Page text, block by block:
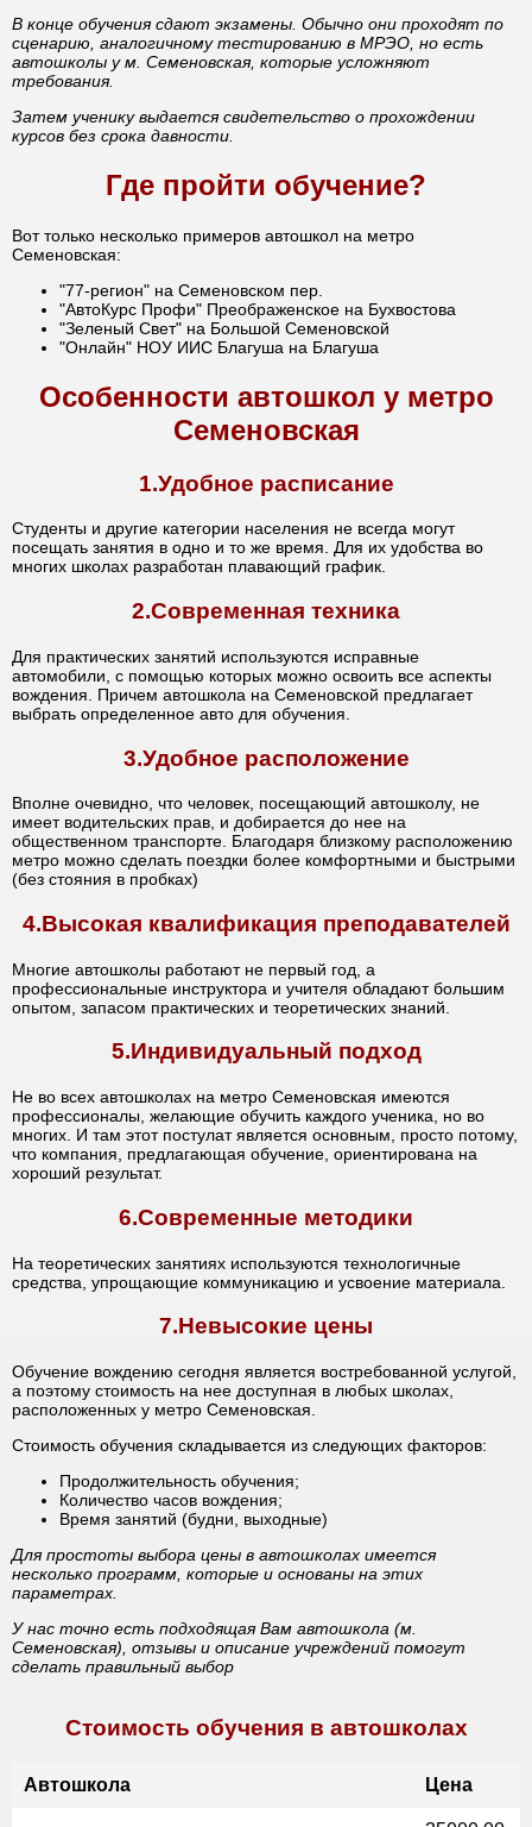
В конце обучения сдают экзамены. Обычно они проходят по
сценарию, аналогичному тестированию в МРЭО, но есть
автошколы у м. Семеновская, которые усложняют
требования.
Затем ученику выдается свидетельство о прохождении
курсов без срока давности.
Где пройти обучение?
Вот только несколько примеров автошкол на метро
Семеновская:
"77-регион" на Семеновском пер.
"АвтоКурс Профи" Преображенское на Бухвостова
"Зеленый Свет" на Большой Семеновской
"Онлайн" НОУ ИИС Благуша на Благуша
Особенности автошкол у метро
Семеновская
1.Удобное расписание
Студенты и другие категории населения не всегда могут
посещать занятия в одно и то же время. Для их удобства во
многих школах разработан плавающий график.
2.Современная техника
Для практических занятий используются исправные
автомобили, с помощью которых можно освоить все аспекты
вождения. Причем автошкола на Семеновской предлагает
выбрать определенное авто для обучения.
3.Удобное расположение
Вполне очевидно, что человек, посещающий автошколу, не
имеет водительских прав, и добирается до нее на
общественном транспорте. Благодаря близкому расположению
метро можно сделать поездки более комфортными и быстрыми
(без стояния в пробках)
4.Высокая квалификация преподавателей
Многие автошколы работают не первый год, а
профессиональные инструктора и учителя обладают большим
опытом, запасом практических и теоретических знаний.
5.Индивидуальный подход
Не во всех автошколах на метро Семеновская имеются
профессионалы, желающие обучить каждого ученика, но во
многих. И там этот постулат является основным, просто потому,
что компания, предлагающая обучение, ориентирована на
хороший результат.
6.Современные методики
На теоретических занятиях используются технологичные
средства, упрощающие коммуникацию и усвоение материала.
7.Невысокие цены
Обучение вождению сегодня является востребованной услугой,
а поэтому стоимость на нее доступная в любых школах,
расположенных у метро Семеновская.
Стоимость обучения складывается из следующих факторов:
Продолжительность обучения;
Количество часов вождения;
Время занятий (будни, выходные)
Для простоты выбора цены в автошколах имеется
несколько программ, которые и основаны на этих
параметрах.
У нас точно есть подходящая Вам автошкола (м.
Семеновская), отзывы и описание учреждений помогут
сделать правильный выбор
Стоимость обучения в автошколах
Автошкола Цена